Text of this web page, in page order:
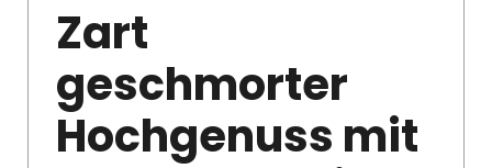
Zart
geschmorter
Hochgenuss mit